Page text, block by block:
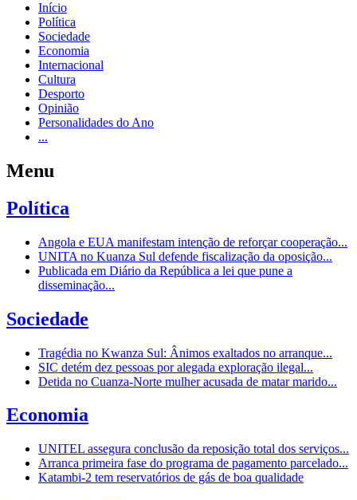
Início
Política
Sociedade
Economia
Internacional
Cultura
Desporto
Opinião
Personalidades do Ano
...
Menu
Política
Angola e EUA manifestam intenção de reforçar cooperação...
UNITA no Kuanza Sul defende fiscalização da oposição...
Publicada em Diário da República a lei que pune a
disseminação...
Sociedade
Tragédia no Kwanza Sul: Ânimos exaltados no arranque...
SIC detém dez pessoas por alegada exploração ilegal...
Detida no Cuanza-Norte mulher acusada de matar marido...
Economia
UNITEL assegura conclusão da reposição total dos serviços...
Arranca primeira fase do programa de pagamento parcelado...
Katambi-2 tem reservatórios de gás de boa qualidade